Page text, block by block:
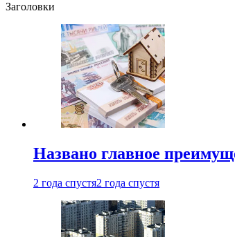
Заголовки
Названо главное
2 года спустя2 года спустя